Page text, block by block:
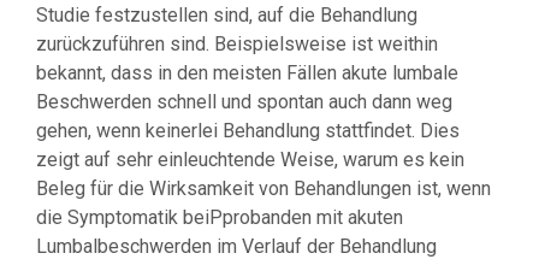
Studie festzustellen sind, auf die Behandlung
zurückzuführen sind. Beispielsweise ist weithin
bekannt, dass in den meisten Fällen akute lumbale
Beschwerden schnell und spontan auch dann weg
gehen, wenn keinerlei Behandlung stattfindet. Dies
zeigt auf sehr einleuchtende Weise, warum es kein
Beleg für die Wirksamkeit von Behandlungen ist, wenn
die Symptomatik beiPprobanden mit akuten
Lumbalbeschwerden im Verlauf der Behandlung